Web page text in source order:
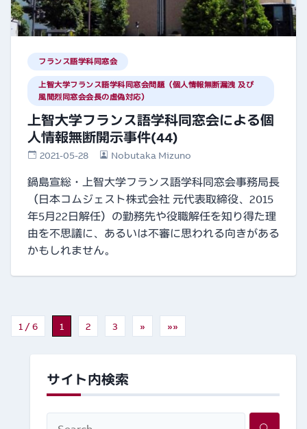
フランス語学科同窓会
上智大学フランス語学科同窓会問題（個人情報無断漏洩 及び
風間烈同窓会会長の虚偽対応）
上智大学フランス語学科同窓会による個
人情報無断開示事件(44)
2021-05-28 Nobutaka Mizuno
鍋島宣総・上智大学フランス語学科同窓会事務局長
（日本コムジェスト株式会社 元代表取締役、2015
年5月22日解任）の勤務先や役職解任を知り得た理
由を不思議に、あるいは不審に思われる向きがある
かもしれません。
1 / 6 1 2 3 » »»
サイト内検索